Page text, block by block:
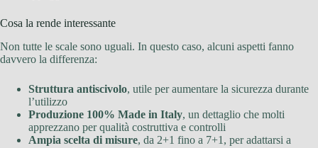
Cosa la rende interessante
Non tutte le scale sono uguali. In questo caso, alcuni aspetti fanno
davvero la differenza:
Struttura antiscivolo, utile per aumentare la sicurezza durante
l’utilizzo
Produzione 100% Made in Italy, un dettaglio che molti
apprezzano per qualità costruttiva e controlli
Ampia scelta di misure, da 2+1 fino a 7+1, per adattarsi a